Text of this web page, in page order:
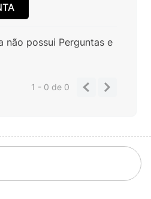
não possui Perguntas e
1 - 0de 0